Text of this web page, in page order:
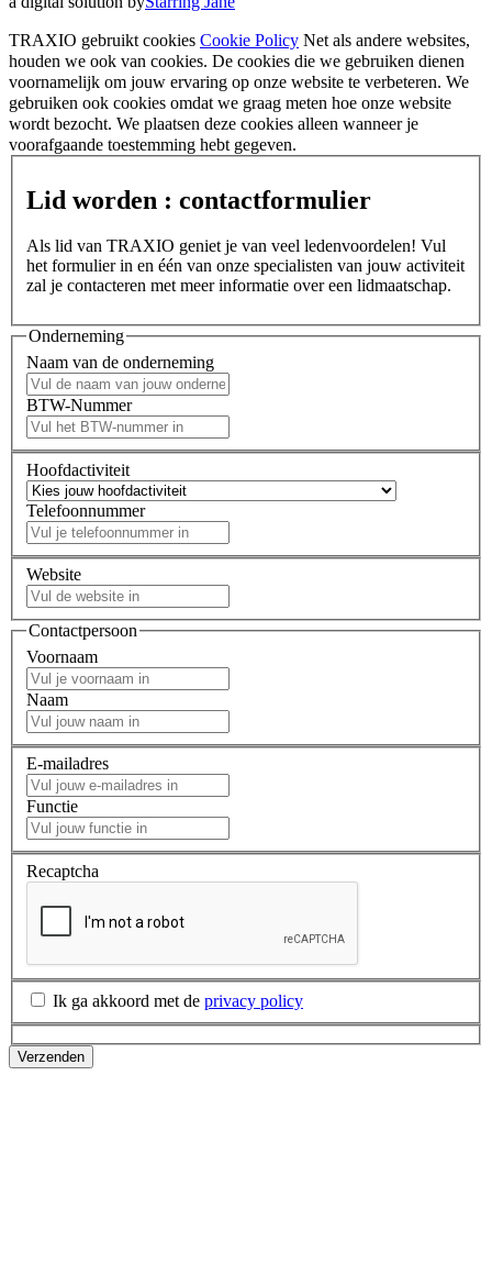
TRAXIO gebruikt cookies Cookie Policy Net als andere websites,
houden we ook van cookies. De cookies die we gebruiken dienen
voornamelijk om jouw ervaring op onze website te verbeteren. We
gebruiken ook cookies omdat we graag meten hoe onze website
wordt bezocht. We plaatsen deze cookies alleen wanneer je
voorafgaande toestemming hebt gegeven.
Lid worden : contactformulier
Als lid van TRAXIO geniet je van veel ledenvoordelen! Vul
het formulier in en één van onze specialisten van jouw activiteit
zal je contacteren met meer informatie over een lidmaatschap.
Onderneming
Naam van de onderneming
BTW-Nummer
Hoofdactiviteit
Telefoonnummer
Website
Contactpersoon
Voornaam
Naam
E-mailadres
Functie
Recaptcha
Ik ga akkoord met de privacy policy